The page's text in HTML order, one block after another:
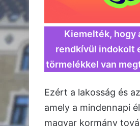
Kiemelték, hogy
rendkívül indokolt
törmelékkel van
Ezért a lakosság és
amely a mindennapi
magyar kormány